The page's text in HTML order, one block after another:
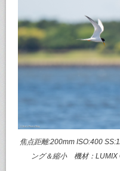
焦点距離:200mm ISO:400
ング＆縮小 機材：LUMIX